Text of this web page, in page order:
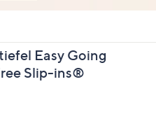
Easy Going
Slip-ins®